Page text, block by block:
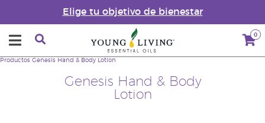
Elige tu objetivo de bienestar
0
Genesis Hand & Body
Lotion
Productos Genesis Hand & Body Lotion